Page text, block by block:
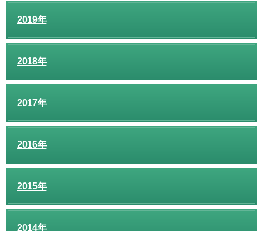
2019年
2018年
2017年
2016年
2015年
2014年